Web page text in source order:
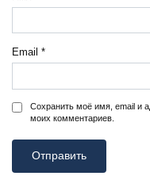
Email *
Сохранить моё имя, email и
моих комментариев.